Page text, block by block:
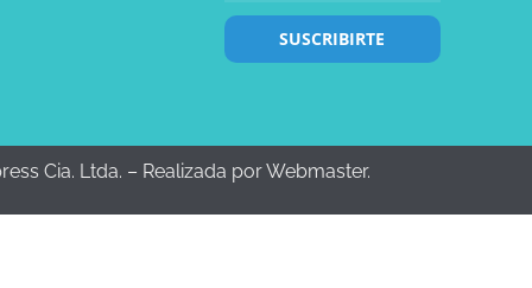
SUSCRIBIRTE
Cia. Ltda. – Realizada por Webmaster.